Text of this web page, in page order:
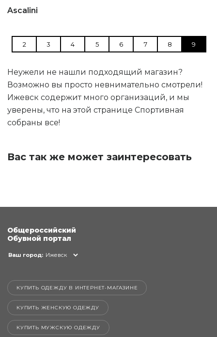
Ascalini
2 3 4 5 6 7 8 9
Неужели не нашли подходящий магазин?
Возможно вы просто невнимательно смотрели!
Ижевск содержит много организаций, и мы
уверены, что на этой странице Спортивная
собраны все!
Вас так же может заинтересовать
Общероссийский
Обувной портал
Ваш город: Ижевск
КУПИТЬ ОДЕЖДУ В ИНТЕРНЕТ-МАГАЗИНЕ
КУПИТЬ ЖЕНСКУЮ ОДЕЖДУ
КУПИТЬ МУЖСКУЮ ОДЕЖДУ